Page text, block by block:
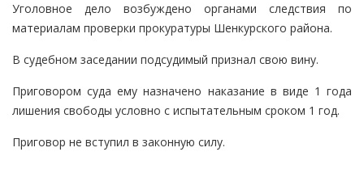
Уголовное дело возбуждено органами следствия по
материалам проверки прокуратуры Шенкурского района.
В судебном заседании подсудимый признал свою вину.
Приговором суда ему назначено наказание в виде 1 года
лишения свободы условно с испытательным сроком 1 год.
Приговор не вступил в законную силу.